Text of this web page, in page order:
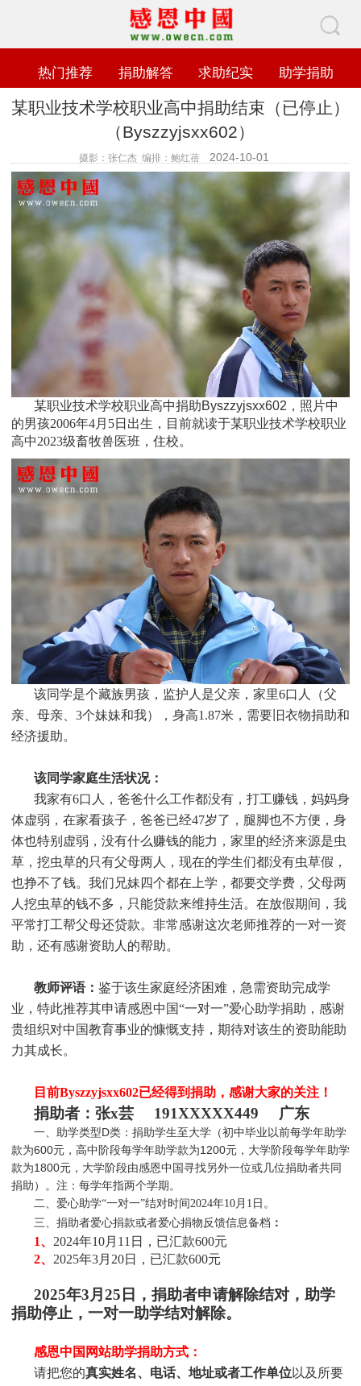
热门推荐 捐助解答 求助纪实 助学捐助
某职业技术学校职业高中捐助结束（已停止）
（Byszzyjsxx602）
摄影：张仁杰 编排：鲍红蓓 2024-10-01
查看数
某职业技术学校职业高中捐助Byszzyjsxx602，照片中
的男孩2006年4月5日 出生，目前就读于某职业技术学校职业
高中2023级畜牧兽医班 ，住校。
该同学是个藏族男孩，监护人是父亲，家里6口人（父
亲、母亲、3个妹妹和我），身高1.87米，需要旧衣物捐助和
经济援助。
该同学家庭生活状况：
我家有6口人，爸爸什么工作都没有，打工赚钱，妈妈身
体虚弱，在家看孩子，爸爸已经47岁了，腿脚也不方便，身
体也特别虚弱，没有什么赚钱的能力，家里的经济来源是虫
草，挖虫草的只有父母两人，现在的学生们都没有虫草假，
也挣不了钱。我们兄妹四个都在上学，都要交学费，父母两
人挖虫草的钱不多，只能贷款来维持生活。在放假期间，我
平常打工帮父母还贷款。非常感谢这次老师推荐的一对一资
助，还有感谢资助人的帮助。
教师评语： 鉴于该生家庭经济困难，急需资助完成学
业，特此推荐其申请感恩中国“一对一”爱心助学捐助，感谢
贵组织对中国教育事业的慷慨支持，期待对该生的资助能助
力其成长。
目前Byszzyjsxx602已经得到捐助，感谢大家的关注！
捐助者：张x芸 191XXXXX449 广东
一、助学类型D类：捐助学生至大学（初中毕业以前每学年助学
款为600元，高中阶段每学年助学款为1200元，大学阶段每学年助学
款为1800元，大学阶段由感恩中国寻找另外一位或几位捐助者共同
捐助）。注：每学年指两个学期。
二、爱心助学“一对一”结对时间2024年10月1 日。
三、捐助者爱心捐款或者爱心捐物反馈信息备档 ：
1、 2024年10月11日，已汇款600元
2、 2025年3月20日，已汇款600元
2025年3月 25日，捐助者申请解除结对，助学
捐助停止，一对一助学结对解除。
感恩中国网站助学捐助方式：
请把您的真实姓名、电话、地址或者工作单位以及所要